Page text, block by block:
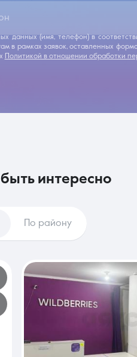
данных (имя, телефон) в
в рамках заявок, оставленных
Политикой в отношении обработки
интересно
По району